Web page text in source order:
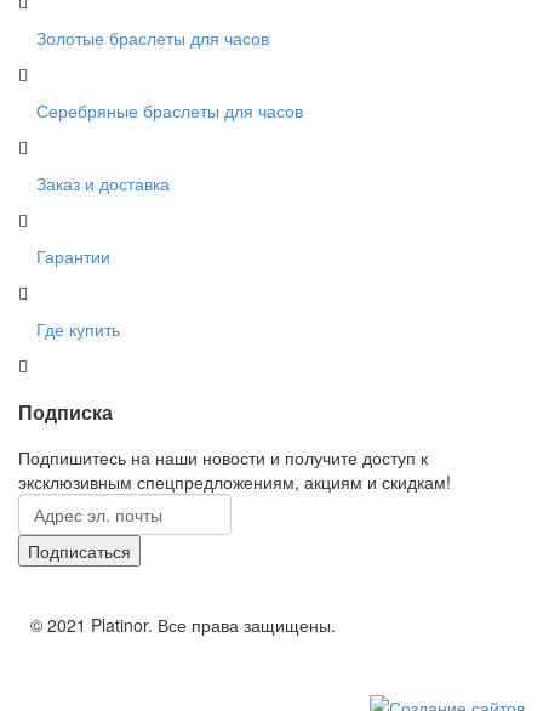
Золотые браслеты для часов
Серебряные браслеты для часов
Заказ и доставка
Гарантии
Где купить
Подписка
Подпишитесь на наши новости и получите доступ к
эксклюзивным спецпредложениям, акциям и скидкам!
© 2021 Platinor. Все права защищены.